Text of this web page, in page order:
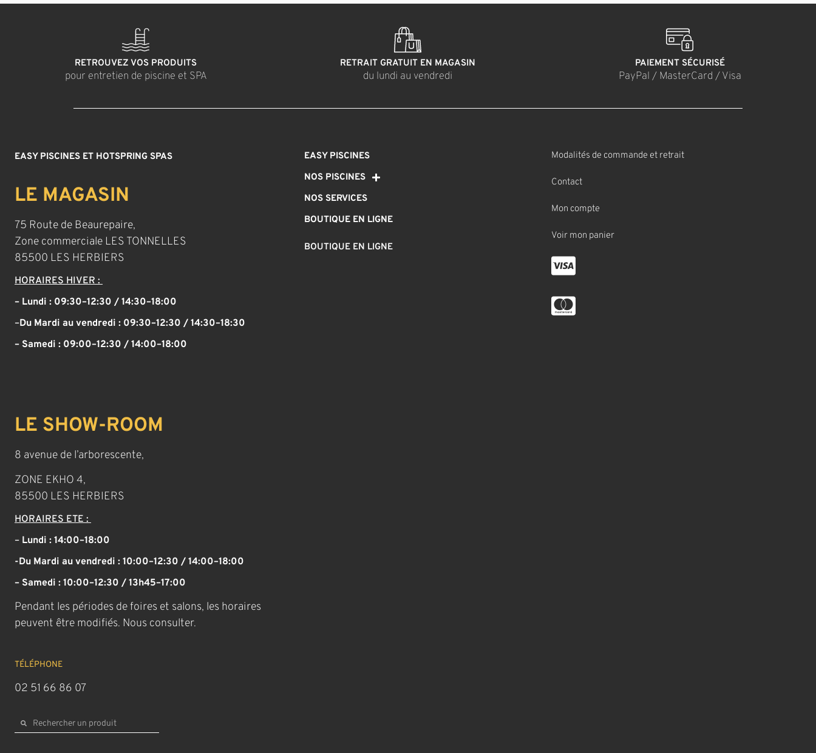
RETROUVEZ VOS PRODUITS
pour entretien de piscine et SPA
RETRAIT GRATUIT EN MAGASIN
du lundi au vendredi
PAIEMENT SÉCURISÉ
PayPal / MasterCard / Visa
EASY PISCINES ET HOTSPRING SPAS
LE MAGASIN
75 Route de Beaurepaire,
Zone commerciale LES TONNELLES
85500 LES HERBIERS
HORAIRES HIVER :
– Lundi : 09:30–12:30 / 14:30–18:00
–Du Mardi au vendredi : 09:30–12:30 / 14:30–18:30
– Samedi : 09:00–12:30 / 14:00–18:00
LE SHOW-ROOM
8 avenue de l’arborescente,
ZONE EKHO 4,
85500 LES HERBIERS
HORAIRES ETE :
– Lundi : 14:00–18:00
-Du Mardi au vendredi : 10:00–12:30 / 14:00–18:00
– Samedi : 10:00–12:30 / 13h45–17:00
Pendant les périodes de foires et salons, les horaires
peuvent être modifiés. Nous consulter.
TÉLÉPHONE
02 51 66 86 07
EASY PISCINES
NOS PISCINES
NOS SERVICES
BOUTIQUE EN LIGNE
BOUTIQUE EN LIGNE
Modalités de commande et retrait
Contact
Mon compte
Voir mon panier